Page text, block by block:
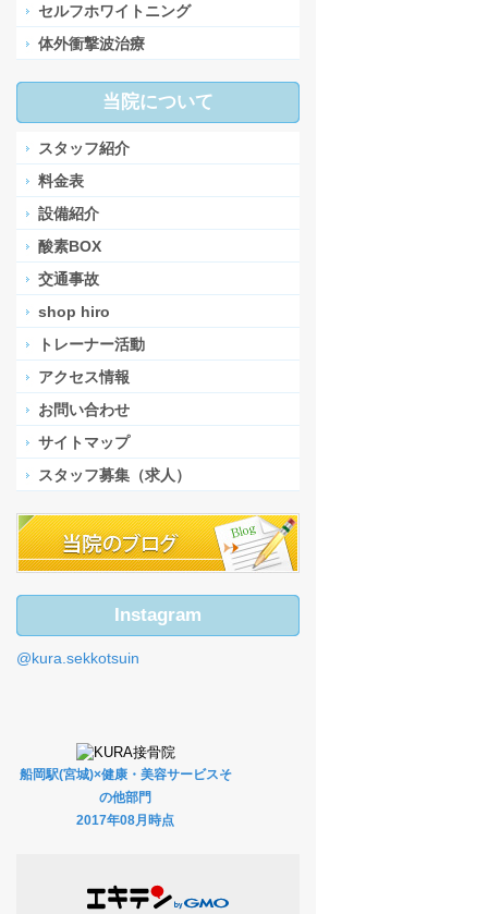
セルフホワイトニング
体外衝撃波治療
当院について
スタッフ紹介
料金表
設備紹介
酸素BOX
交通事故
shop hiro
トレーナー活動
アクセス情報
お問い合わせ
サイトマップ
スタッフ募集（求人）
Instagram
@kura.sekkotsuin
船岡駅(宮城)×健康・美容サービスそ
の他部門
2017年08月時点